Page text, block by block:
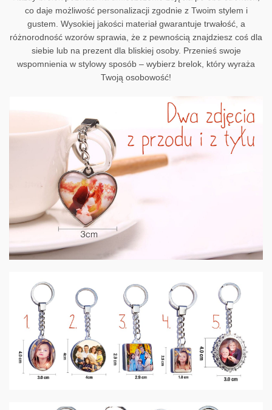
co daje możliwość personalizacji zgodnie z Twoim stylem i
gustem. Wysokiej jakości materiał gwarantuje trwałość, a
różnorodność wzorów sprawia, że z pewnością znajdziesz coś dla
siebie lub na prezent dla bliskiej osoby. Przenieś swoje
wspomnienia w stylowy sposób – wybierz brelok, który wyraża
Twoją osobowość!